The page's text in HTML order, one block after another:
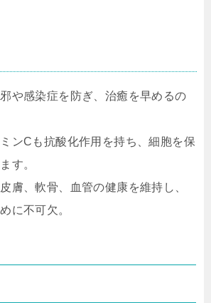
や感染症を防ぎ、治癒を早めるの
ミンCも抗酸化作用を持ち、細胞を保
す。
皮膚、軟骨、血管の健康を維持し、
に不可欠。